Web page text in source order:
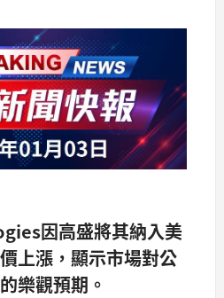
因高盛將其納入美
上漲，顯示市場對公
樂觀預期。